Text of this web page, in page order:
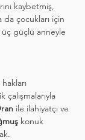
kaybetmiş,
da çocukları için
güçlü anneyle
ile ilahiyatçı ve
konuk